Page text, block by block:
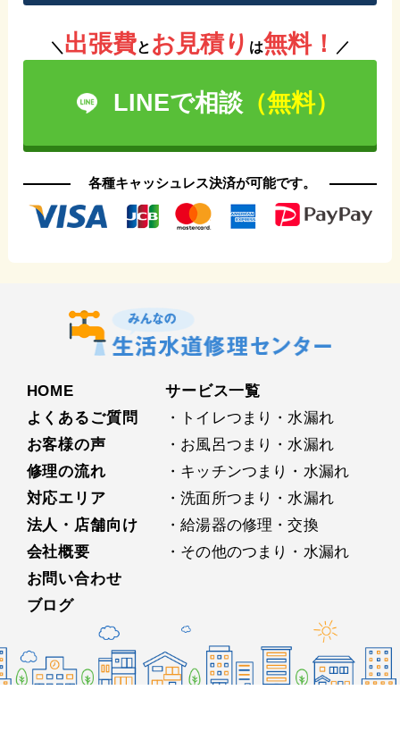
＼ 出張費と お見積り は無料！ ／
LINEで相談（無料）
各種キャッシュレス決済が可能です。
HOME
よくあるご質問
お客様の声
修理の流れ
対応エリア
法人・店舗向け
会社概要
お問い合わせ
ブログ
サービス⼀覧
・トイレつまり・水漏れ
・お⾵呂つまり・水漏れ
・キッチンつまり・水漏れ
・洗⾯所つまり・水漏れ
・給湯器の修理・交換
・その他のつまり・水漏れ